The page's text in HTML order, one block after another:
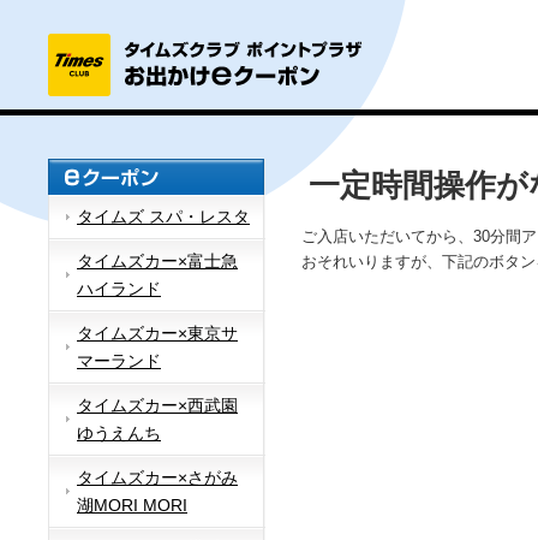
タイムズ スパ・レスタ
タイムズカー×富士急
ハイランド
タイムズカー×東京サ
マーランド
タイムズカー×西武園
ゆうえんち
タイムズカー×さがみ
湖MORI MORI
一定時間操作
ご入店いただいてから、30分間
おそれいりますが、下記のボタ